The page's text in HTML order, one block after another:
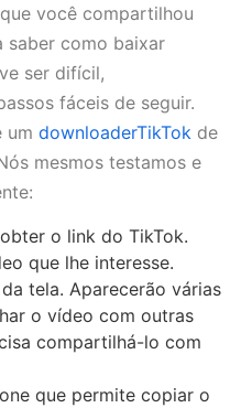
você compartilhou
saber como baixar
ser difícil,
fáceis de seguir.
um downloaderTikTok de
mesmos testamos e
o link do TikTok.
que lhe interesse.
tela. Aparecerão várias
o vídeo com outras
compartilhá-lo com
que permite copiar o